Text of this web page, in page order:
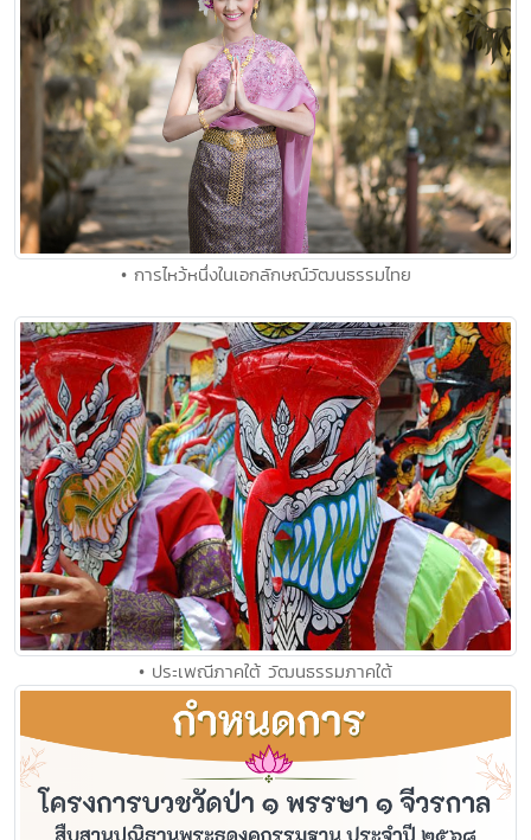
• การไหว้หนึ่งในเอกลักษณ์วัฒนธรรมไทย
• ประเพณีภาคใต้ วัฒนธรรมภาคใต้